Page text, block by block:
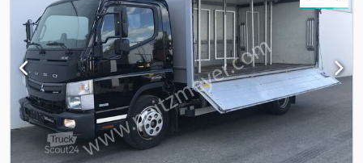
SA5 Vezető oldali légzsák, SH6 Komfort vezetőülés vízszintes
rugózással. Telefonon hétfőtől péntekig 20:00 óráig, szombaton
16:00 óráig vagyunk elérhetők! További információk:
lízing/finanszírozás és beszámítás lehetséges! Az elírás és köztes
értékesítés jogát fenntartjuk! Minden adat tájékoztató jellegű,
garancia nélkül. Cedjxvpbtepfx Ab Usrf